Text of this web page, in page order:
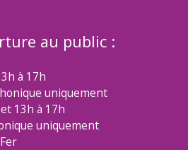
au public :
à 17h
uniquement
13h à 17h
uniquement